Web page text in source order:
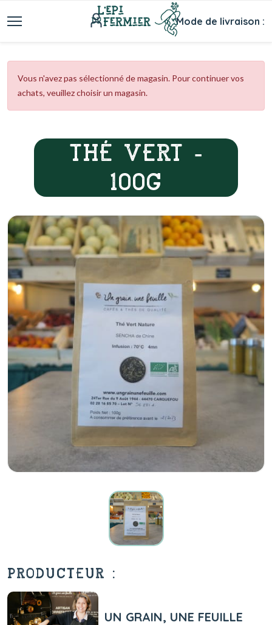
Mode de livraison :
Vous n'avez pas sélectionné de magasin. Pour continuer vos
achats, veuillez choisir un magasin.
THÉ VERT -
100G
PRODUCTEUR :
UN GRAIN, UNE FEUILLE